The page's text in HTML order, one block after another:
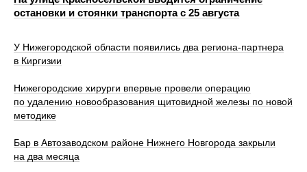
остановки и стоянки транспорта с 25 августа
У Нижегородской области появились два региона-партнера
в Киргизии
Нижегородские хирурги впервые провели операцию
по удалению новообразования щитовидной железы по новой
методике
Бар в Автозаводском районе Нижнего Новгорода закрыли
на два месяца